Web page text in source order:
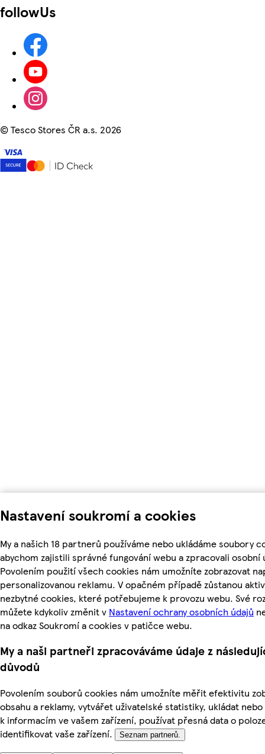
Nastavení soukromí a cookies
My a našich 18 partnerů používáme nebo ukládáme soubory
abychom zajistili správné fungování webu a zpracovali osobní
Povolením použití všech cookies nám umožníte zobrazovat
personalizovanou reklamu. V opačném případě zůstanou
nezbytné cookies, které potřebujeme k provozu webu. Své
můžete kdykoliv změnit v Nastavení ochrany osobních údajů
na odkaz Soukromí a cookies v patičce webu.
My a naši partneři zpracováváme údaje z
důvodů
Povolením souborů cookies nám umožníte měřit efektivitu
obsahu a reklamy, vytvářet uživatelské statistiky, ukládat
k informacím ve vašem zařízení, používat přesná data o
identifikovat vaše zařízení.
Seznam partnerů.
followUs
©Tesco Stores ČR a.s. 2026